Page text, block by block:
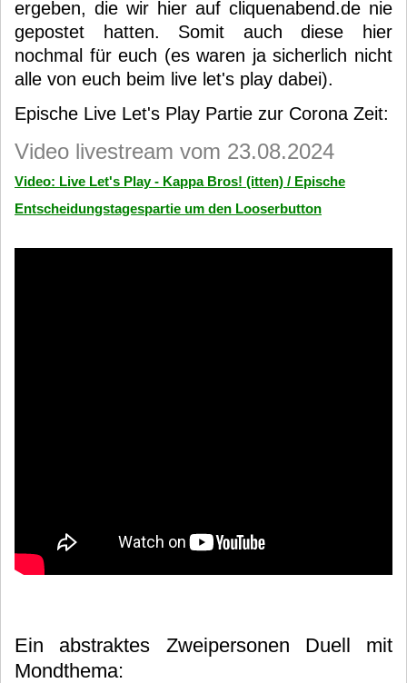
ergeben, die wir hier auf cliquenabend.de nie
gepostet hatten. Somit auch diese hier
nochmal für euch (es waren ja sicherlich nicht
alle von euch beim live let's play dabei).
Epische Live Let's Play Partie zur Corona Zeit:
Video livestream vom 23.08.2024
Video: Live Let's Play - Kappa Bros! (itten) / Epische
Entscheidungstagespartie um den Looserbutton
Ein abstraktes Zweipersonen Duell mit
Mondthema: